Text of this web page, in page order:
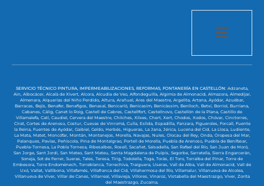
SERVICIO TÉCNICO PINTURA, IMPERMEABILIZACIONES, REFORMAS, FONTANERÍA EN CASTELLÓN: Adzaneta,
Aín, Albocácer, Alcalà de Xivert, Alcora, Alcudia de Veo, Alfondeguilla, Algimia de Almonacid, Almazora, Almedíjar,
Almenara, Alquerías del Niño Perdido, Altura, Arañuel, Ares del Maestre, Argelita, Artana, Ayódar, Azuébar,
Barracas, Bejís, Benafer, Benafigos, Benasal, Benicarló, Benicasim, Benicàssim, Benlloch, Betxí, Borriol, Burriana,
Cabanes, Cálig, Canet lo Roig, Castell de Cabres, Castellfort, Castellnovo, Castellón de la Plana, Castillo de
Villamalefa, Catí, Caudiel, Cervera del Maestre, Chilches, Xilxes, Chert, Xert, Chodos, Xodos, Chóvar, Cinctorres,
Cirat, Cortes de Arenoso, Costur, Cuevas de Vinromá, Culla, Eslida, Espadilla, Fanzara, Figueroles, Forcall, Fuente
la Reina, Fuentes de Ayódar, Gaibiel, Geldo, Herbés, Higueras, La Jana, Jérica, Lucena del Cid, La Llosa, Ludiente,
La Mata, Matet, Moncófar, Montán, Montanejos, Morella, Navajas, Nules, Olocau del Rey, Onda, Oropesa del Mar,
Palanques, Pavías, Peñíscola, Pina de Montalgrao, Portell de Morella, Puebla de Arenoso, Puebla de Benifasar,
Puebla-Tornesa, La Pobla Tornesa, Ribesalbes, Rosell, Sacañet, Salsadella, San Rafael del Río, San Juan de Moró,
San Jorge, Sant Jordi, San Mateo, Sant Mateu, Santa Magdalena de Pulpis, Segorbe, Sarratella, Sierra Engarcerán,
Soneja, Sot de Ferrer, Sueras, Tales, Teresa, Tírig, Todolella, Toga, Torás, El Toro, Torralba del Pinar, Torre de
Embesora, Torre Endoménech, Torreblanca, Torrechiva, Traiguera, Useras, Vall de Alba, Vall de Almonacid, Vall de
Uxó, Vallat, Vallibona, Villafamés, Villafranca del Cid, Villahermosa del Río, Villamalur, Villanueva de Alcolea,
Villanueva de Viver, Villar de Canes, Villarreal, Villavieja, Villores, Vinaroz, Vistabella del Maestrazgo, Viver, Zorita
del Maestrazgo, Zucaina,